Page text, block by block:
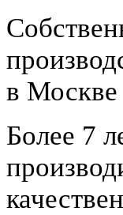
в Москве
Более 7